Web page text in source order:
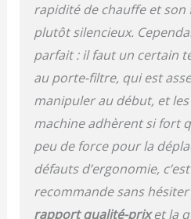
rapidité de chauffe et
plutôt silencieux.
parfait : il faut un certain
au porte-filtre, qui est
manipuler au début, et
machine adhèrent si fort
peu de force pour la
défauts d’ergonomie,
recommande sans
rapport qualité-prixet la